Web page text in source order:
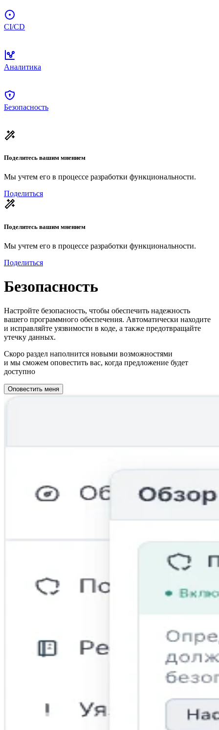
CI/CD
Аналитика
Безопасность
Поделитесь вашим мнением
Мы учтем его в процессе разработки функциональности.
Поделиться
Поделитесь вашим мнением
Мы учтем его в процессе разработки функциональности.
Поделиться
Безопасность
Настройте безопасность, чтобы обеспечить надежность
вашего программного обеспечения. Автоматически находите
и исправляйте уязвимости в коде, а также предотвращайте
утечку данных.
Скоро раздел наполнится новыми возможностями
и мы сможем оповестить вас, когда предложение будет
доступно
Оповестить меня